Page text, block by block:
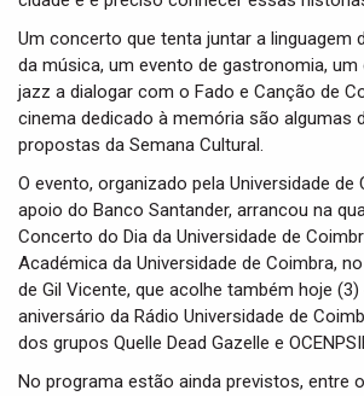
Um concerto que tenta juntar a linguagem
da música, um evento de gastronomia,
jazz a dialogar com o Fado e Canção de
cinema dedicado à memória são algumas
propostas da Semana Cultural.
O evento, organizado pela Universidade
apoio do Banco Santander, arrancou na
Concerto do Dia da Universidade de
Académica da Universidade de Coimbra,
de Gil Vicente, que acolhe também hoje
aniversário da Rádio Universidade de
dos grupos Quelle Dead Gazelle e
No programa estão ainda previstos, entre